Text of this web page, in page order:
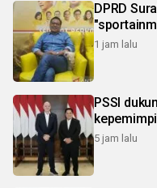
DPRD
1 jam lalu
PSSI
5 jam lalu